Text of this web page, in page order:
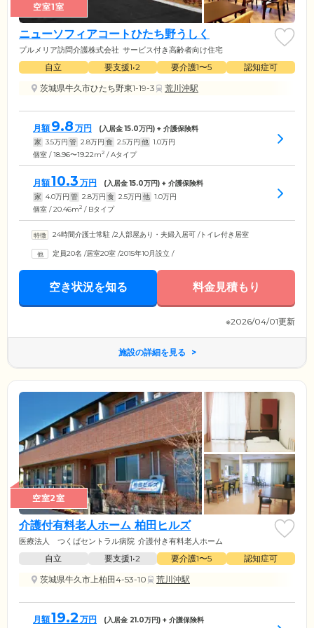
空室1室
ニューソフィアコートひたち野うしく
プルメリア訪問介護株式会社 サービス付き高齢者向け住宅
自立 要支援1•2 要介護1〜5
認知症可
茨城県牛久市ひたち野東1-19-3
荒川沖駅
月額 9.8 万円 (入居金15.0万円) + 介護保険料
家 3.5万円 管 2.8万円 食 2.5万円 他 1.0万円
個室 / 18.96〜19.22m2 / Aタイプ
月額10.3 万円 (入居金15.0万円) + 介護保険料
家 4.0万円 管 2.8万円 食 2.5万円 他 1.0万円
個室 / 20.46m2 / Bタイプ
24時間介護士常駐 /2人部屋あり・夫婦入居可 /トイレ付き居室
定員20名 /居室20室 /2015年10月設立 /
空き状況を知る 料金見積もり
※2026/04/01更新
施設の詳細を見る
空室2室
介護付有料老人ホーム 柏田ヒルズ
医療法人 つくばセントラル病院 介護付き有料老人ホーム
自立 要支援1•2 要介護1〜5
認知症可
茨城県牛久市上柏田4-53-10
荒川沖駅
月額19.2 万円 (入居金 21.0万円) + 介護保険料